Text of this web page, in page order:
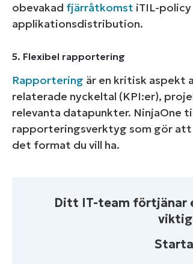
obevakad fjärråtkomst iTIL-policy
applikationsdistribution.
5. Flexibel rapportering
Rapportering är en kritisk aspekt
relaterade nyckeltal (KPI:er),
relevanta datapunkter. NinjaOne
rapporteringsverktyg som gör att
det format du vill ha.
Ditt IT-team förtjänar